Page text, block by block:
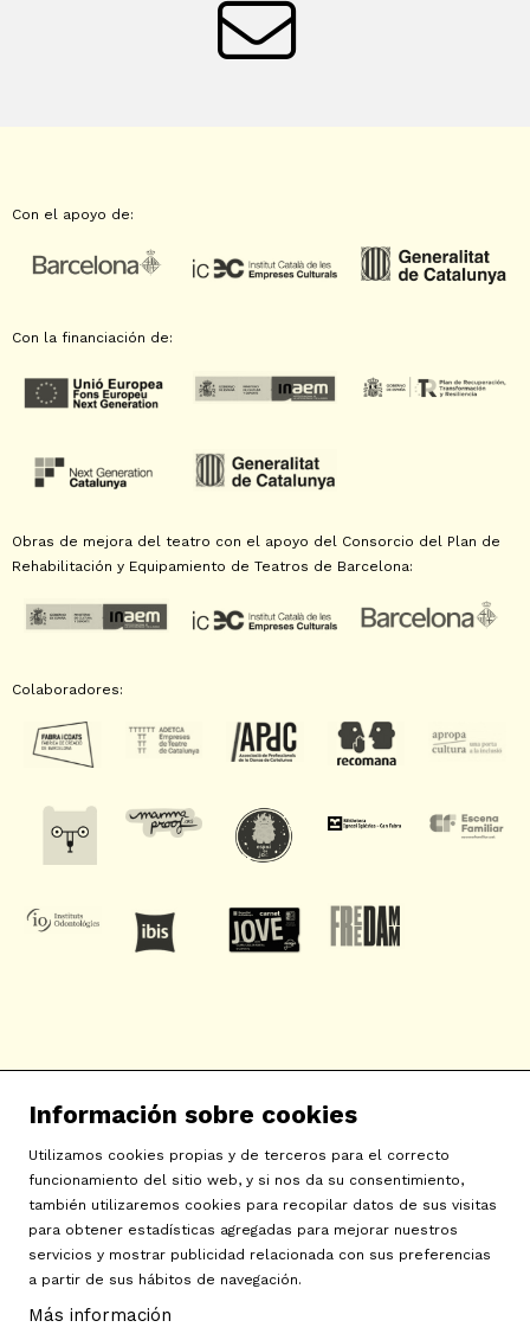
Con el apoyo de:
Con la financiación de:
Obras de mejora del teatro con el apoyo del Consorcio del Plan de
Rehabilitación y Equipamiento de Teatros de Barcelona:
Colaboradores:
c/ Neopàtria, 54
08030 Barcelona
info@sat-teatre.cat | 933457930
Sitemap | Aviso Legal | Uso de Cookies | Contactar
Política de privacidad
| Declaración de accesibilidad
Información sobre cookies
Utilizamos cookies propias y de terceros para el correcto
funcionamiento del sitio web, y si nos da su consentimiento,
también utilizaremos cookies para recopilar datos de sus visitas
para obtener estadísticas agregadas para mejorar nuestros
servicios y mostrar publicidad relacionada con sus preferencias
a partir de sus hábitos de navegación.
Más información